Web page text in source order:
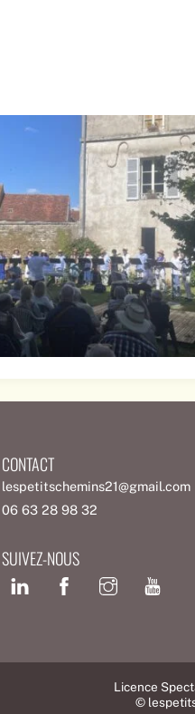
CONTACT
lespetitschemins21@gmail.com
06 63 28 98 32
SUIVEZ-NOUS
Facebook
Licence
©